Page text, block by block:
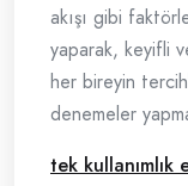
akışı gibi
yaparak, keyifli
her bireyin
denemeler
tek